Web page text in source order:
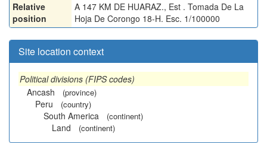
Relative
position
A 147 KM DE HUARAZ., Est . Tomada De La
Hoja De Corongo 18-H. Esc. 1/100000
Site location context
Political divisions (FIPS codes)
Ancash
(province)
Peru (country)
South America (continent)
Land (continent)